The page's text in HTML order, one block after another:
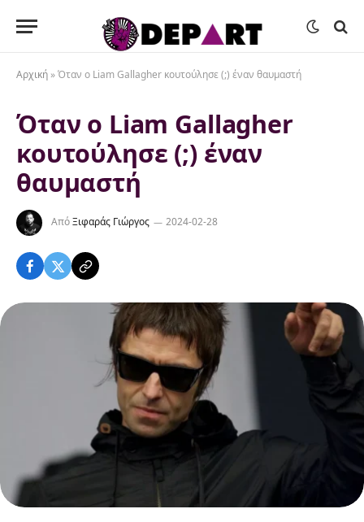
Αρχική »Όταν ο Liam Gallagher κουτούλησε (;) έναν θαυμαστή
Όταν ο Liam Gallagher
κουτούλησε (;) έναν
θαυμαστή
ΑπόΞιφαράς Γιώργος 2024-02-28